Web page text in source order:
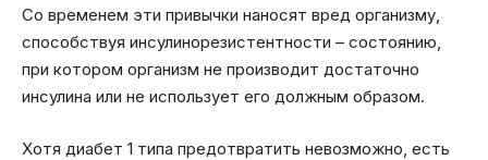
Со временем эти привычки наносят вред организму,
способствуя инсулинорезистентности – состоянию,
при котором организм не производит достаточно
инсулина или не использует его должным образом.
Хотя диабет 1 типа предотвратить невозможно, есть